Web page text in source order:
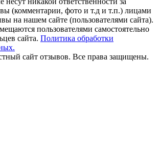
(комментарии, фото и т.д и т.п.) лицами
на нашем сайте (пользователями сайта).
пользователями самостоятельно
сайта. Политика обработки
сайт отзывов. Все права защищены.